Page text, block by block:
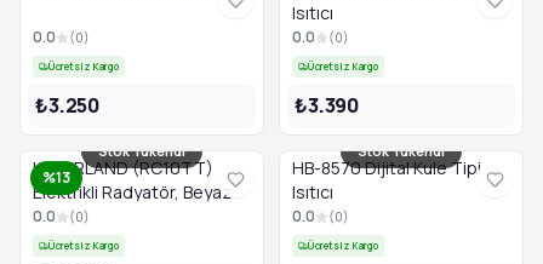
0.0 (0)
Ücretsiz Kargo
₺3.250
Isıtıcı
0.0 (0)
Ücretsiz Kargo
₺3.390
Stok Tükendi
%13
HAVERLAND (RC10TT)
Elektrikli Radyatör, Beyaz
0.0 (0)
Ücretsiz Kargo
Stok Tükendi
HB-8570 Dijital Kule Tipi
Isıtıcı
0.0 (0)
Ücretsiz Kargo